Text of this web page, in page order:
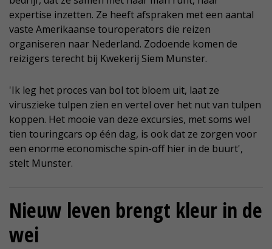
expertise inzetten. Ze heeft afspraken met een aantal
vaste Amerikaanse touroperators die reizen
organiseren naar Nederland. Zodoende komen de
reizigers terecht bij Kwekerij Siem Munster.
'Ik leg het proces van bol tot bloem uit, laat ze
viruszieke tulpen zien en vertel over het nut van tulpen
koppen. Het mooie van deze excursies, met soms wel
tien touringcars op één dag, is ook dat ze zorgen voor
een enorme economische spin-off hier in de buurt',
stelt Munster.
Nieuw leven brengt kleur in de
wei